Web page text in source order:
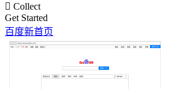
 Collect
Get Started
百度新首页